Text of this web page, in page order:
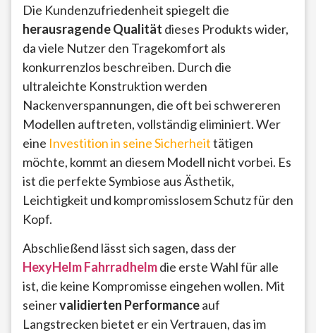
Die Kundenzufriedenheit spiegelt die
herausragende Qualität dieses Produkts wider,
da viele Nutzer den Tragekomfort als
konkurrenzlos beschreiben. Durch die
ultraleichte Konstruktion werden
Nackenverspannungen, die oft bei schwereren
Modellen auftreten, vollständig eliminiert. Wer
eine Investition in seine Sicherheittätigen
möchte, kommt an diesem Modell nicht vorbei. Es
ist die perfekte Symbiose aus Ästhetik,
Leichtigkeit und kompromisslosem Schutz für den
Kopf.
Abschließend lässt sich sagen, dass der
HexyHelm Fahrradhelmdie erste Wahl für alle
ist, die keine Kompromisse eingehen wollen. Mit
seinervalidierten Performanceauf
Langstrecken bietet er ein Vertrauen, das im